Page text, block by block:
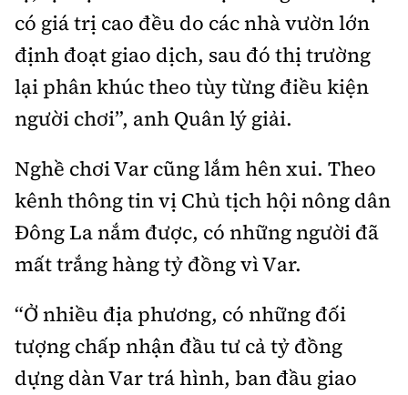
có giá trị cao đều do các nhà vườn lớn
định đoạt giao dịch, sau đó thị trường
lại phân khúc theo tùy từng điều kiện
người chơi”, anh Quân lý giải.
Nghề chơi Var cũng lắm hên xui. Theo
kênh thông tin vị Chủ tịch hội nông dân
Đông La nắm được, có những người đã
mất trắng hàng tỷ đồng vì Var.
“Ở nhiều địa phương, có những đối
tượng chấp nhận đầu tư cả tỷ đồng
dựng dàn Var trá hình, ban đầu giao